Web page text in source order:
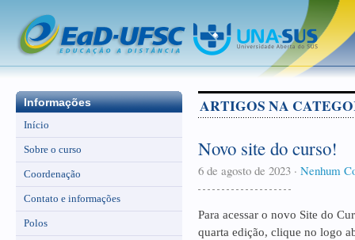
Informações
Início
Sobre o curso
Coordenação
Contato e informações
Polos
ARTIGOS NA
Novo site do curso!
6 de agosto de 2023 · Nenhum
Para acessar o novo Site do
quarta edição, clique no